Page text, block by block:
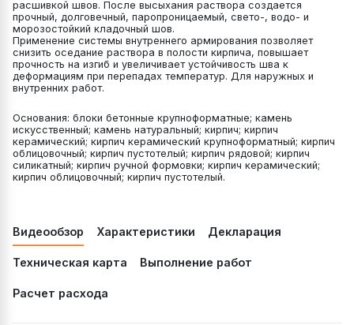
расшивкой швов. После высыхания раствора создается
прочный, долговечный, паропроницаемый, свето-, водо- и
морозостойкий кладочный шов.
Применение системы внутреннего армирования позволяет
снизить оседание раствора в полости кирпича, повышает
прочность на изгиб и увеличивает устойчивость шва к
деформациям при перепадах температур. Для наружных и
внутренних работ.
Основания: блоки бетонные крупноформатные; камень
искусственный; камень натуральный; кирпич; кирпич
керамический; кирпич керамический крупноформатный; кирпич
облицовочный; кирпич пустотелый; кирпич рядовой; кирпич
силикатный; кирпич ручной формовки; кирпич керамический;
кирпич облицовочный; кирпич пустотелый.
Видеообзор Характеристики Декларация
Техническая карта Выполнение работ
Расчет расхода